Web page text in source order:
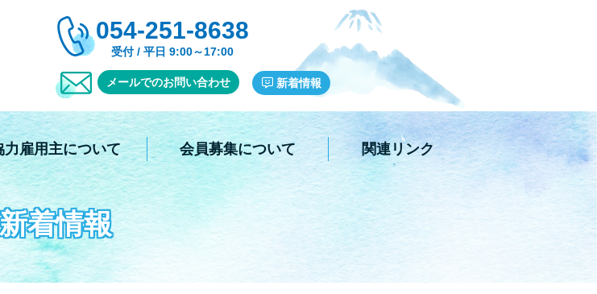
054-251-8638
受付 / 平日 9:00～17:00
メールでのお問い合わせ 新着情報
力雇用主について 会員募集について 関連リンク
新着情報